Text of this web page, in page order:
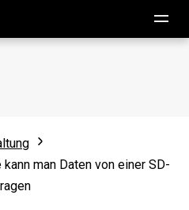
man Daten von einer SD-